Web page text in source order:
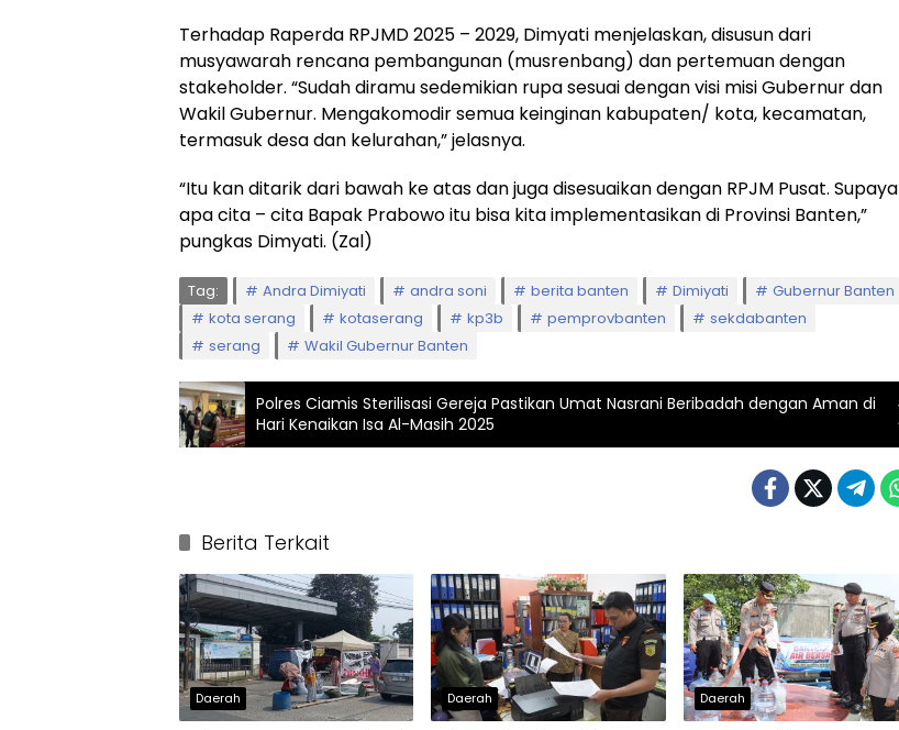
Terhadap Raperda RPJMD 2025 – 2029, Dimyati menjelaskan, disusun dari
musyawarah rencana pembangunan (musrenbang) dan pertemuan dengan
stakeholder. “Sudah diramu sedemikian rupa sesuai dengan visi misi Gubernur dan
Wakil Gubernur. Mengakomodir semua keinginan kabupaten/ kota, kecamatan,
termasuk desa dan kelurahan,” jelasnya.
“Itu kan ditarik dari bawah ke atas dan juga disesuaikan dengan RPJM Pusat. Supaya
apa cita – cita Bapak Prabowo itu bisa kita implementasikan di Provinsi Banten,”
pungkas Dimyati. (Zal)
Tag: Andra Dimiyati andra soni berita banten Dimiyati
Gubernur Banten
kota serang
kotaserang kp3b pemprovbanten
sekdabanten
serang
Wakil Gubernur Banten
Polres Ciamis Sterilisasi Gereja Pastikan Umat Nasrani Beribadah dengan Aman di
Hari Kenaikan Isa Al-Masih 2025
Berita Terkait
Daerah Daerah Daerah